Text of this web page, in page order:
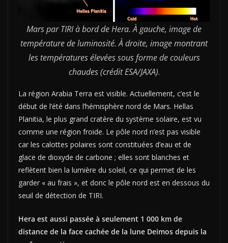
Mars par TIRI à bord de Hera. À gauche, image de
température de luminosité. À droite, image montrant
les températures élevées sous forme de couleurs
chaudes (crédit ESA/JAXA).
La région Arabia Terra est visible. Actuellement, c’est le
début de l’été dans l’hémisphère nord de Mars. Hellas
Planitia, le plus grand cratère du système solaire, est vu
comme une région froide. Le pôle nord n’est pas visible
car les calottes polaires sont constituées d’eau et de
glace de dioxyde de carbone ; elles sont blanches et
reflètent bien la lumière du soleil, ce qui permet de les
garder « au frais », et donc le pôle nord est en dessous du
seuil de détection de TIRI.
Hera est aussi passée à seulement 1 000 km de
distance de la face cachée de la lune Deimos depuis la